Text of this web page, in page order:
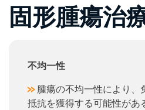
固形腫瘍治
不均一性
腫瘍の不均一性により、
抵抗を獲得する可能性があ